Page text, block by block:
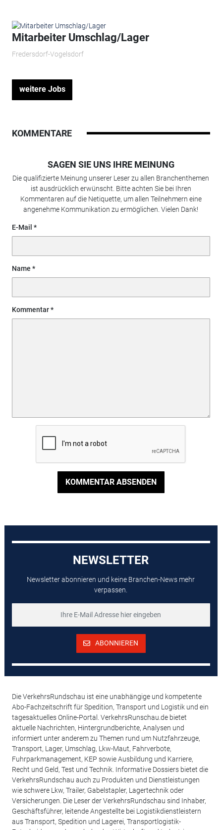
Mitarbeiter Umschlag/Lager
Fredersdorf-Vogelsdorf
weitere Jobs
KOMMENTARE
SAGEN SIE UNS IHRE MEINUNG
Die qualifizierte Meinung unserer Leser zu allen Branchenthemen
ist ausdrücklich erwünscht. Bitte achten Sie bei Ihren
Kommentaren auf die Netiquette, um allen Teilnehmern eine
angenehme Kommunikation zu ermöglichen. Vielen Dank!
E-Mail
Name
Kommentar
KOMMENTAR ABSENDEN
NEWSLETTER
Newsletter abonnieren und keine Branchen-News mehr
verpassen.
ABONNIEREN
Die VerkehrsRundschau ist eine unabhängige und kompetente
Abo-Fachzeitschrift für Spedition, Transport und Logistik und ein
tagesaktuelles Online-Portal. VerkehrsRunschau.de bietet
aktuelle Nachrichten, Hintergrundberichte, Analysen und
informiert unter anderem zu Themen rund um Nutzfahrzeuge,
Transport, Lager, Umschlag, Lkw-Maut, Fahrverbote,
Fuhrparkmanagement, KEP sowie Ausbildung und Karriere,
Recht und Geld, Test und Technik. Informative Dossiers bietet die
VerkehrsRundschau auch zu Produkten und Dienstleistungen
wie schwere Lkw, Trailer, Gabelstapler, Lagertechnik oder
Versicherungen. Die Leser der VerkehrsRundschau sind Inhaber,
Geschäftsführer, leitende Angestellte bei Logistikdienstleistern
aus Transport, Spedition und Lagerei, Transportlogistik-